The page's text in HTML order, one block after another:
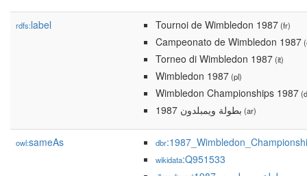
rdfs:label Tournoi de Wimbledon 1987(fr)
Campeonato de Wimbledon 1987
Torneo di Wimbledon 1987(it)
Wimbledon 1987(pl)
Wimbledon Championships 1987
بطولة ويمبلدون 1987 (ar)
owl:sameAs dbr
wikidata:Q951533